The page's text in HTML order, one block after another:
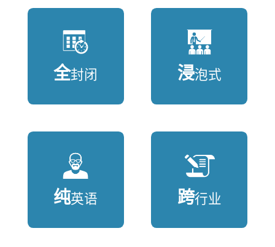
全封闭 浸泡式
纯英语 跨行业